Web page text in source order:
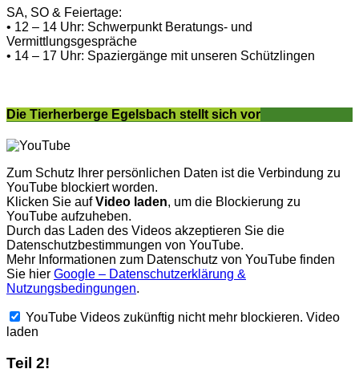
SA, SO & Feiertage:
• 12 – 14 Uhr: Schwerpunkt Beratungs- und
Vermittlungsgespräche
• 14 – 17 Uhr: Spaziergänge mit unseren Schützlingen
Die Tierherberge Egelsbach stellt sich vor
Zum Schutz Ihrer persönlichen Daten ist die Verbindung zu
YouTube blockiert worden.
Klicken Sie aufVideo laden, um die Blockierung zu
YouTube aufzuheben.
Durch das Laden des Videos akzeptieren Sie die
Datenschutzbestimmungen von YouTube.
Mehr Informationen zum Datenschutz von YouTube finden
Sie hier Google – Datenschutzerklärung &
Nutzungsbedingungen.
YouTube Videos zukünftig nicht mehr blockieren. Video
laden
Teil 2!